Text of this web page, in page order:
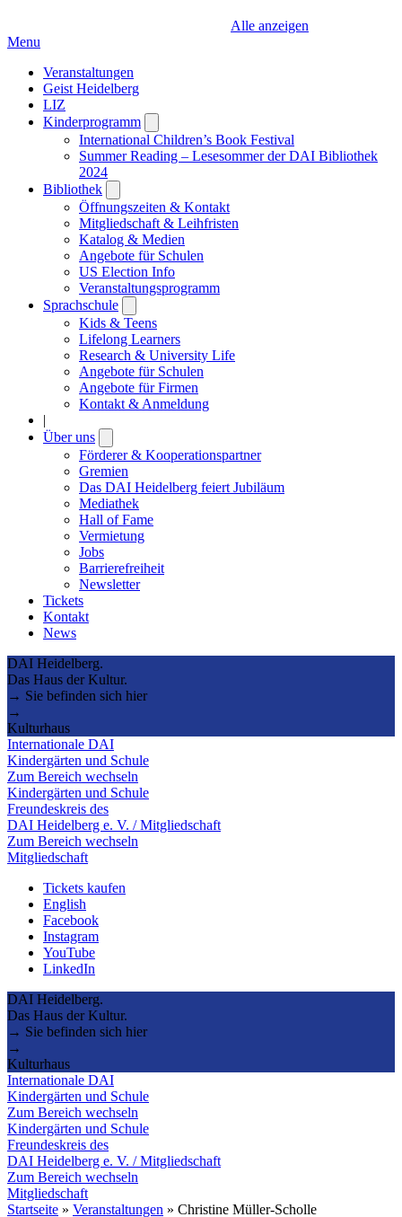
Alle anzeigen
Menu
Veranstaltungen
Geist Heidelberg
LIZ
Kinderprogramm
submenu
International Children’s Book Festival
Summer Reading – Lesesommer der DAI Bibliothek
2024
Bibliothek
submenu
Öffnungszeiten & Kontakt
Mitgliedschaft & Leihfristen
Katalog & Medien
Angebote für Schulen
US Election Info
Veranstaltungsprogramm
Sprachschule
submenu
Kids & Teens
Lifelong Learners
Research & University Life
Angebote für Schulen
Angebote für Firmen
Kontakt & Anmeldung
|
Über uns
submenu
Förderer & Kooperationspartner
Gremien
Das DAI Heidelberg feiert Jubiläum
Mediathek
Hall of Fame
Vermietung
Jobs
Barrierefreiheit
Newsletter
Tickets
Kontakt
News
DAI Heidelberg.
Das Haus der Kultur.
→ Sie befinden sich hier
→
Kulturhaus
Internationale DAI
Kindergärten und Schule
Zum Bereich wechseln
Kindergärten und Schule
Freundeskreis des
DAI Heidelberg e. V. / Mitgliedschaft
Zum Bereich wechseln
Mitgliedschaft
Tickets kaufen
English
Facebook
Instagram
YouTube
LinkedIn
DAI Heidelberg.
Das Haus der Kultur.
→ Sie befinden sich hier
→
Kulturhaus
Internationale DAI
Kindergärten und Schule
Zum Bereich wechseln
Kindergärten und Schule
Freundeskreis des
DAI Heidelberg e. V. / Mitgliedschaft
Zum Bereich wechseln
Mitgliedschaft
Startseite » Veranstaltungen » Christine Müller-Scholle